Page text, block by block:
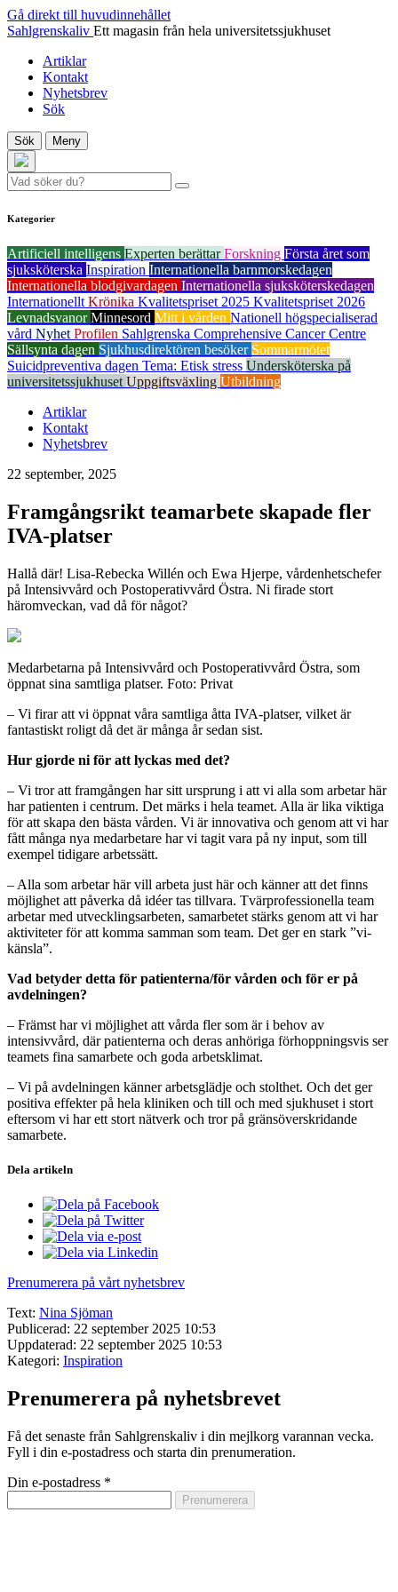
Gå direkt till huvudinnehållet
Sahlgrenskaliv Ett magasin från hela universitetssjukhuset
Artiklar
Kontakt
Nyhetsbrev
Sök
Sök Meny
Kategorier
Artificiell intelligens Experten berättarForskning Första året som
sjuksköterska Inspiration Internationella barnmorskedagen
Internationella blodgivardagen Internationella sjuksköterskedagen
Internationellt Krönika Kvalitetspriset 2025 Kvalitetspriset 2026
LevnadsvanorMinnesord Mitt i vården Nationell högspecialiserad
vård Nyhet Profilen Sahlgrenska Comprehensive Cancer Centre
Sällsynta dagen Sjukhusdirektören besöker Sommarmötet
Suicidpreventiva dagen Tema: Etisk stress Undersköterska på
universitetssjukhuset Uppgiftsväxling Utbildning
Artiklar
Kontakt
Nyhetsbrev
22 september, 2025
Framgångsrikt teamarbete skapade fler
IVA-platser
Hallå där! Lisa-Rebecka Willén och Ewa Hjerpe, vårdenhetschefer
på Intensivvård och Postoperativvård Östra. Ni firade stort
häromveckan, vad då för något?
Medarbetarna på Intensivvård och Postoperativvård Östra, som
öppnat sina samtliga platser. Foto: Privat
– Vi firar att vi öppnat våra samtliga åtta IVA-platser, vilket är
fantastiskt roligt då det är många år sedan sist.
Hur gjorde ni för att lyckas med det?
– Vi tror att framgången har sitt ursprung i att vi alla som arbetar här
har patienten i centrum. Det märks i hela teamet. Alla är lika viktiga
för att skapa den bästa vården. Vi är innovativa och genom att vi har
fått många nya medarbetare har vi tagit vara på ny input, som till
exempel tidigare arbetssätt.
– Alla som arbetar här vill arbeta just här och känner att det finns
möjlighet att påverka då idéer tas tillvara. Tvärprofessionella team
arbetar med utvecklingsarbeten, samarbetet stärks genom att vi har
aktiviteter för att komma samman som team. Det ger en stark ”vi-
känsla”.
Vad betyder detta för patienterna/för vården och för er på
avdelningen?
– Främst har vi möjlighet att vårda fler som är i behov av
intensivvård, där patienterna och deras anhöriga förhoppningsvis ser
teamets fina samarbete och goda arbetsklimat.
– Vi på avdelningen känner arbetsglädje och stolthet. Och det ger
positiva effekter på hela kliniken och till och med sjukhuset i stort
eftersom vi har ett stort nätverk och tror på gränsöverskridande
samarbete.
Dela artikeln
Prenumerera på vårt nyhetsbrev
Text: Nina Sjöman
Publicerad: 22 september 2025 10:53
Uppdaterad: 22 september 2025 10:53
Kategori: Inspiration
Prenumerera på nyhetsbrevet
Få det senaste från Sahlgrenskaliv i din mejlkorg varannan vecka.
Fyll i din e-postadress och starta din prenumeration.
Din e-postadress *